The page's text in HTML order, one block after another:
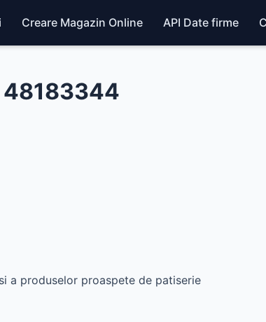
Creare Magazin Online API Date firme
48183344
a produselor proaspete de patiserie